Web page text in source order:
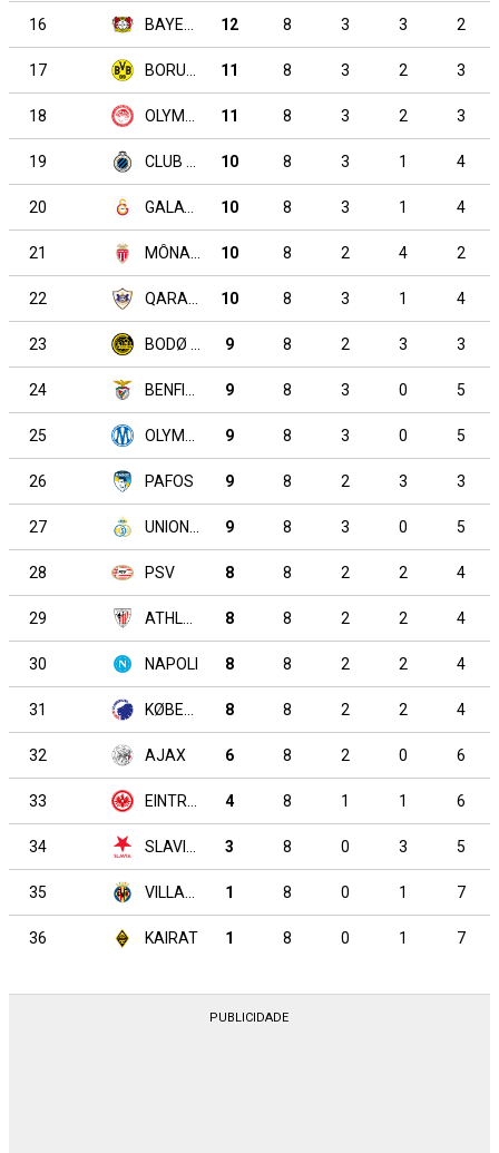
16 12 8 3 3 2
17 11 8 3 2 3
18 11 8 3 2 3
19 10 8 3 1 4
20 10 8 3 1 4
21 10 8 2 4 2
22 10 8 3 1 4
23 9 8 2 3 3
24 9 8 3 0 5
25 9 8 3 0 5
26 PAFOS 9 8 2 3 3
27 9 8 3 0 5
28 PSV 8 8 2 2 4
29 8 8 2 2 4
30 NAPOLI 8 8 2 2 4
31 8 8 2 2 4
32 AJAX 6 8 2 0 6
33 4 8 1 1 6
34 3 8 0 3 5
35 1 8 0 1 7
36 KAIRAT 1 8 0 1 7